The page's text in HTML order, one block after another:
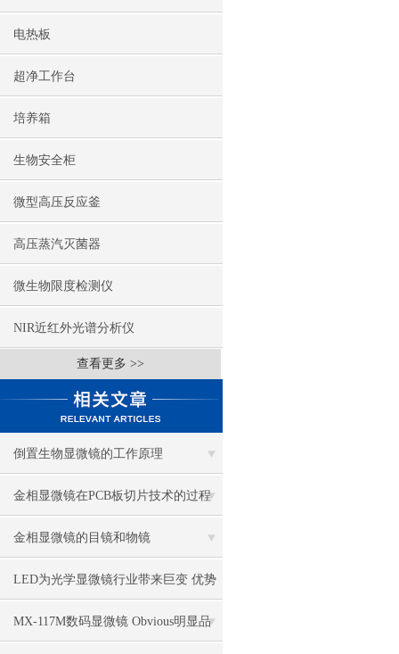
电热板
超净工作台
培养箱
生物安全柜
微型高压反应釜
高压蒸汽灭菌器
微生物限度检测仪
NIR近红外光谱分析仪
查看更多 >>
倒置生物显微镜的工作原理
金相显微镜在PCB板切片技术的过程
控制中的作用
金相显微镜的目镜和物镜
LED为光学显微镜行业带来巨变 优势
比传统卤素更明显
MX-117M数码显微镜 Obvious明显品